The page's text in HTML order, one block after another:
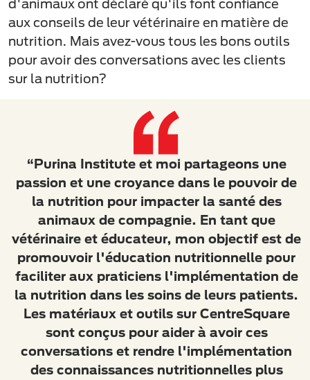
d'animaux ont déclaré qu'ils font confiance
aux conseils de leur vétérinaire en matière de
nutrition. Mais avez-vous tous les bons outils
pour avoir des conversations avec les clients
sur la nutrition?
“Purina Institute et moi partageons une
passion et une croyance dans le pouvoir de
la nutrition pour impacter la santé des
animaux de compagnie. En tant que
vétérinaire et éducateur, mon objectif est de
promouvoir l'éducation nutritionnelle pour
faciliter aux praticiens l'implémentation de
la nutrition dans les soins de leurs patients.
Les matériaux et outils sur CentreSquare
sont conçus pour aider à avoir ces
conversations et rendre l'implémentation
des connaissances nutritionnelles plus